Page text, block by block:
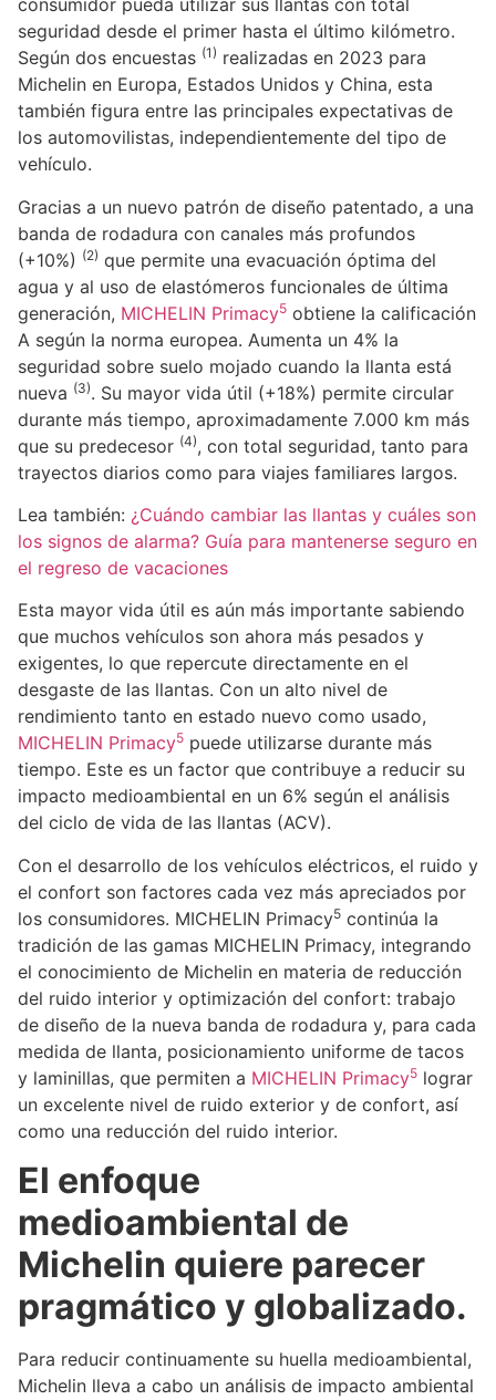
consumidor pueda utilizar sus llantas con total
seguridad desde el primer hasta el último kilómetro.
Según dos encuestas (1) realizadas en 2023 para
Michelin en Europa, Estados Unidos y China, esta
también figura entre las principales expectativas de
los automovilistas, independientemente del tipo de
vehículo.
Gracias a un nuevo patrón de diseño patentado, a una
banda de rodadura con canales más profundos
(+10%) (2) que permite una evacuación óptima del
agua y al uso de elastómeros funcionales de última
generación, MICHELIN Primacy5 obtiene la calificación
A según la norma europea. Aumenta un 4% la
seguridad sobre suelo mojado cuando la llanta está
nueva (3). Su mayor vida útil (+18%) permite circular
durante más tiempo, aproximadamente 7.000 km más
que su predecesor (4), con total seguridad, tanto para
trayectos diarios como para viajes familiares largos.
Lea también: ¿Cuándo cambiar las llantas y cuáles son
los signos de alarma? Guía para mantenerse seguro en
el regreso de vacaciones
Esta mayor vida útil es aún más importante sabiendo
que muchos vehículos son ahora más pesados ​​y
exigentes, lo que repercute directamente en el
desgaste de las llantas. Con un alto nivel de
rendimiento tanto en estado nuevo como usado,
MICHELIN Primacy5 puede utilizarse durante más
tiempo. Este es un factor que contribuye a reducir su
impacto medioambiental en un 6% según el análisis
del ciclo de vida de las llantas (ACV).
Con el desarrollo de los vehículos eléctricos, el ruido y
el confort son factores cada vez más apreciados por
los consumidores. MICHELIN Primacy5 continúa la
tradición de las gamas MICHELIN Primacy, integrando
el conocimiento de Michelin en materia de reducción
del ruido interior y optimización del confort: trabajo
de diseño de la nueva banda de rodadura y, para cada
medida de llanta, posicionamiento uniforme de tacos
y laminillas, que permiten a MICHELIN Primacy5 lograr
un excelente nivel de ruido exterior y de confort, así
como una reducción del ruido interior.
El enfoque
medioambiental de
Michelin quiere parecer
pragmático y globalizado.
Para reducir continuamente su huella medioambiental,
Michelin lleva a cabo un análisis de impacto ambiental